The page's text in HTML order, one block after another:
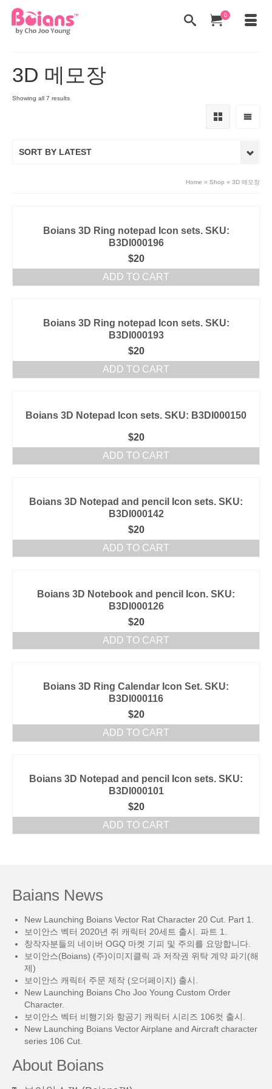
0
3D 메모장
Showing all 7 results
SORT BY LATEST
Home » Shop » 3D 메모장
Boians 3D Ring notepad Icon sets. SKU:
B3DI000196
$20
ADD TO CART
Boians 3D Ring notepad Icon sets. SKU:
B3DI000193
$20
ADD TO CART
Boians 3D Notepad Icon sets. SKU: B3DI000150
$20
ADD TO CART
Boians 3D Notepad and pencil Icon sets. SKU:
B3DI000142
$20
ADD TO CART
Boians 3D Notebook and pencil Icon. SKU:
B3DI000126
$20
ADD TO CART
Boians 3D Ring Calendar Icon Set. SKU:
B3DI000116
$20
ADD TO CART
Boians 3D Notepad and pencil Icon sets. SKU:
B3DI000101
$20
ADD TO CART
Baians News
New Launching Boians Vector Rat Character 20 Cut. Part 1.
보이안스 벡터 2020년 쥐 캐릭터 20세트 출시. 파트 1.
창작자분들의 네이버 OGQ 마켓 기피 및 주의를 요망합니다.
보이안스(Boians) (주)이미지클릭 과 저작권 위탁 계약 파기(해
제)
보이안스 캐릭터 주문 제작 (오더페이지) 출시.
New Launching Boians Cho Joo Young Custom Order
Character.
보이안스 벡터 비행기와 항공기 캐릭터 시리즈 106컷 출시.
New Launching Boians Vector Airplane and Aircraft character
series 106 Cut.
About Boians